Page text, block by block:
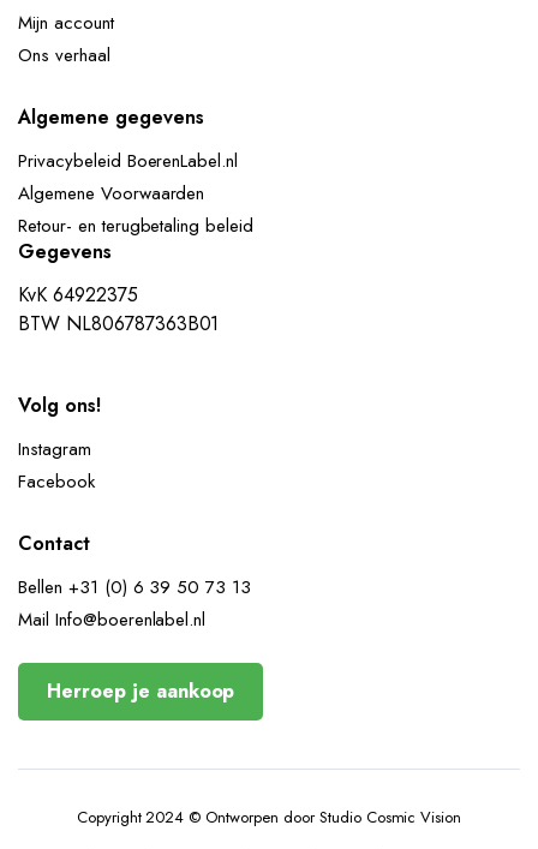
Mijn account
Ons verhaal
Algemene gegevens
Privacybeleid BoerenLabel.nl
Algemene Voorwaarden
Retour- en terugbetaling beleid
Gegevens
KvK 64922375
BTW NL806787363B01
Volg ons!
Instagram
Facebook
Contact
Bellen +31 (0) 6 39 50 73 13
Mail Info@boerenlabel.nl
Herroep je aankoop
Copyright 2024 © Ontworpen door Studio Cosmic Vision